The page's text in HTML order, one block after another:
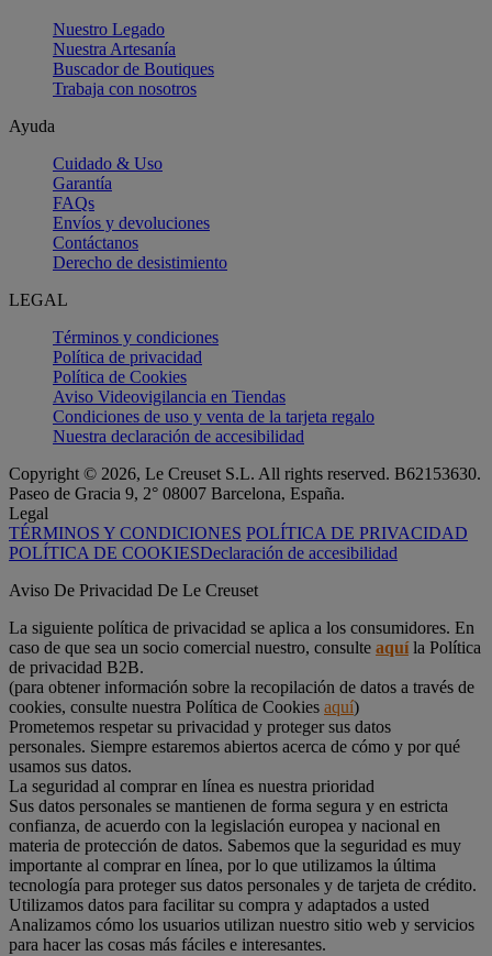
Nuestro Legado
Nuestra Artesanía
Buscador de Boutiques
Trabaja con nosotros
Ayuda
Cuidado & Uso
Garantía
FAQs
Envíos y devoluciones
Contáctanos
Derecho de desistimiento
LEGAL
Términos y condiciones
Política de privacidad
Política de Cookies
Aviso Videovigilancia en Tiendas
Condiciones de uso y venta de la tarjeta regalo
Nuestra declaración de accesibilidad
Copyright © 2026, Le Creuset S.L. All rights reserved. B62153630.
Paseo de Gracia 9, 2° 08007 Barcelona, España.
Legal
TÉRMINOS Y CONDICIONES POLÍTICA DE PRIVACIDAD
POLÍTICA DE COOKIESDeclaración de accesibilidad
Aviso De Privacidad De Le Creuset
La siguiente política de privacidad se aplica a los consumidores. En
caso de que sea un socio comercial nuestro, consulte aquíla Política
de privacidad B2B.
(para obtener información sobre la recopilación de datos a través de
cookies, consulte nuestra Política de Cookies aquí)
Prometemos respetar su privacidad y proteger sus datos
personales. Siempre estaremos abiertos acerca de cómo y por qué
usamos sus datos.
La seguridad al comprar en línea es nuestra prioridad
Sus datos personales se mantienen de forma segura y en estricta
confianza, de acuerdo con la legislación europea y nacional en
materia de protección de datos. Sabemos que la seguridad es muy
importante al comprar en línea, por lo que utilizamos la última
tecnología para proteger sus datos personales y de tarjeta de crédito.
Utilizamos datos para facilitar su compra y adaptados a usted
Analizamos cómo los usuarios utilizan nuestro sitio web y servicios
para hacer las cosas más fáciles e interesantes.